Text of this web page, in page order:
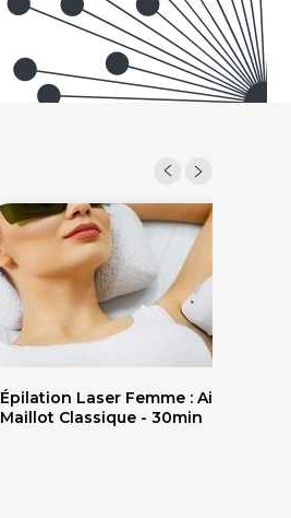
Épilation Laser Femme : Aisselles +
Maillot Classique - 30min